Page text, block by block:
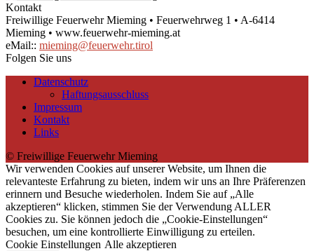
Kontakt
Freiwillige Feuerwehr Mieming • Feuerwehrweg 1 • A-6414
Mieming • www.feuerwehr-mieming.at
eMail:: mieming@feuerwehr.tirol
Folgen Sie uns
Datenschutz
Haftungsausschluss
Impressum
Kontakt
Links
© Freiwillige Feuerwehr Mieming
Wir verwenden Cookies auf unserer Website, um Ihnen die
relevanteste Erfahrung zu bieten, indem wir uns an Ihre Präferenzen
erinnern und Besuche wiederholen. Indem Sie auf „Alle
akzeptieren“ klicken, stimmen Sie der Verwendung ALLER
Cookies zu. Sie können jedoch die „Cookie-Einstellungen“
besuchen, um eine kontrollierte Einwilligung zu erteilen.
Cookie Einstellungen Alle akzeptieren